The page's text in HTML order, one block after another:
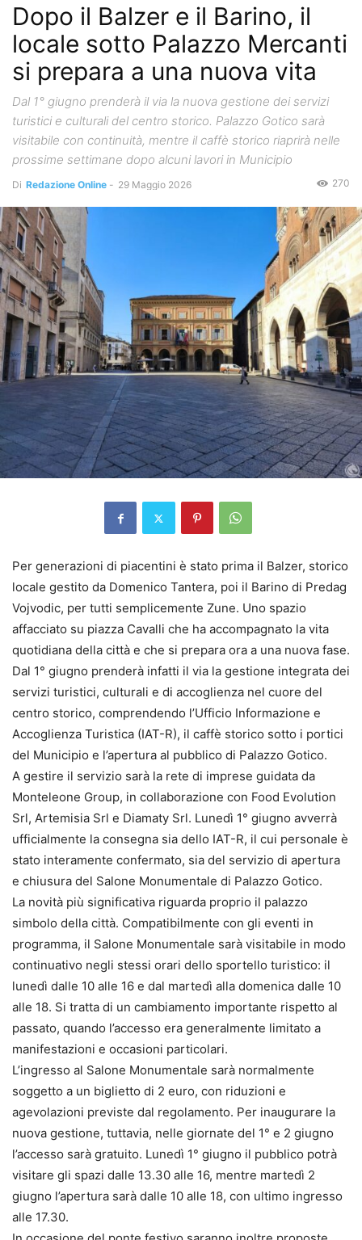
Dopo il Balzer e il Barino, il
locale sotto Palazzo Mercanti
si prepara a una nuova vita
Dal 1° giugno prenderà il via la nuova gestione dei servizi
turistici e culturali del centro storico. Palazzo Gotico sarà
visitabile con continuità, mentre il caffè storico riaprirà nelle
prossime settimane dopo alcuni lavori in Municipio
Di Redazione Online - 29 Maggio 2026 270
Per generazioni di piacentini è stato prima il Balzer, storico
locale gestito da Domenico Tantera, poi il Barino di Predag
Vojvodic, per tutti semplicemente Zune. Uno spazio
affacciato su piazza Cavalli che ha accompagnato la vita
quotidiana della città e che si prepara ora a una nuova fase.
Dal 1° giugno prenderà infatti il via la gestione integrata dei
servizi turistici, culturali e di accoglienza nel cuore del
centro storico, comprendendo l’Ufficio Informazione e
Accoglienza Turistica (IAT-R), il caffè storico sotto i portici
del Municipio e l’apertura al pubblico di Palazzo Gotico.
A gestire il servizio sarà la rete di imprese guidata da
Monteleone Group, in collaborazione con Food Evolution
Srl, Artemisia Srl e Diamaty Srl. Lunedì 1° giugno avverrà
ufficialmente la consegna sia dello IAT-R, il cui personale è
stato interamente confermato, sia del servizio di apertura
e chiusura del Salone Monumentale di Palazzo Gotico.
La novità più significativa riguarda proprio il palazzo
simbolo della città. Compatibilmente con gli eventi in
programma, il Salone Monumentale sarà visitabile in modo
continuativo negli stessi orari dello sportello turistico: il
lunedì dalle 10 alle 16 e dal martedì alla domenica dalle 10
alle 18. Si tratta di un cambiamento importante rispetto al
passato, quando l’accesso era generalmente limitato a
manifestazioni e occasioni particolari.
L’ingresso al Salone Monumentale sarà normalmente
soggetto a un biglietto di 2 euro, con riduzioni e
agevolazioni previste dal regolamento. Per inaugurare la
nuova gestione, tuttavia, nelle giornate del 1° e 2 giugno
l’accesso sarà gratuito. Lunedì 1° giugno il pubblico potrà
visitare gli spazi dalle 13.30 alle 16, mentre martedì 2
giugno l’apertura sarà dalle 10 alle 18, con ultimo ingresso
alle 17.30.